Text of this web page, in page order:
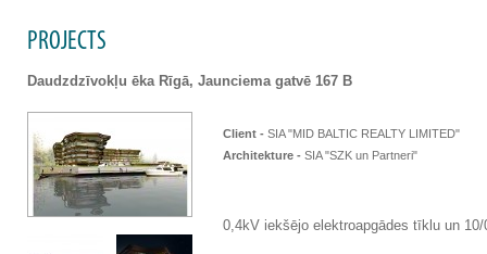
PROJECTS
Daudzdzīvokļu ēka Rīgā, Jaunciema gatvē 167 B
Client - SIA "MID BALTIC REALTY LIMITED"
Architekture - SIA "SZK un Partneri"
0,4kV iekšējo elektroapgādes tīklu un